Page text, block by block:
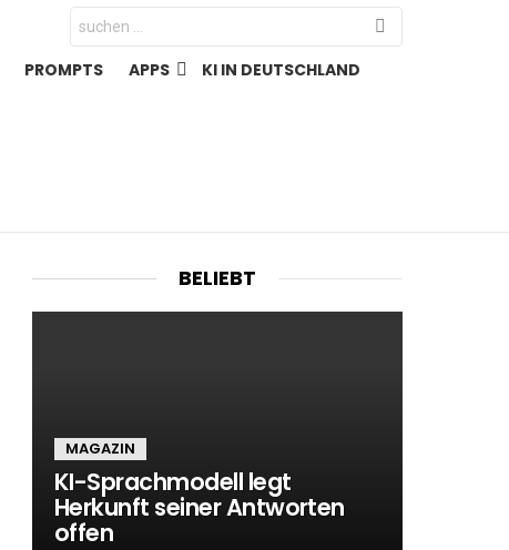
Search
for:
PROMPTS APPS
KI IN DEUTSCHLAND
BELIEBT
MAGAZIN
KI-Sprachmodell legt
Herkunft seiner Antworten
offen